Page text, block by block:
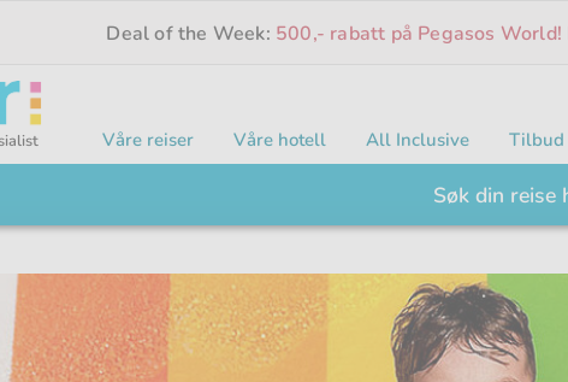
Deal of the Week: 500,- rabatt på Pegasos World!
Våre reiser Våre hotell All Inclusive Tilbud
Søk din reise